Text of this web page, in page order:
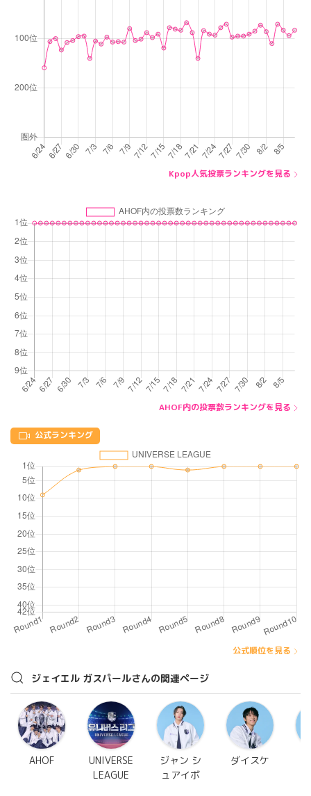
Kpop人気投票ランキングを見る
AHOF内の投票数ランキングを見る
公式ランキング
公式順位を見る
ジェイエル ガスパールさんの関連ページ
AHOF
UNIVERSE
LEAGUE
ジャン シ
ュアイボ
ダイスケ